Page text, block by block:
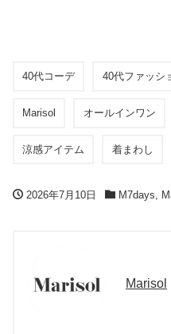
40代コーデ 40代ファッシ
Marisol オールインワン
涼感アイテム 着まわし
2026年7月10日 M7days,
Marisol